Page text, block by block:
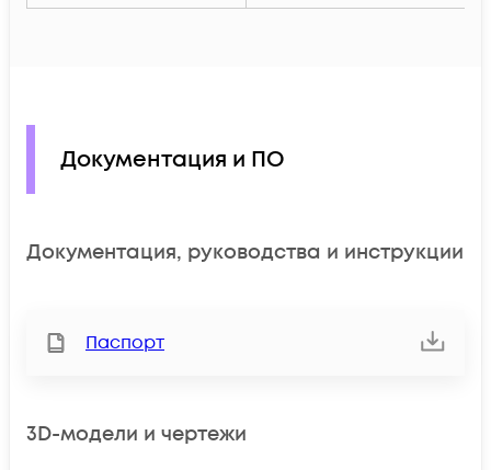
Документация и ПО
Документация, руководства и инструкции
Паспорт
3D-модели и чертежи